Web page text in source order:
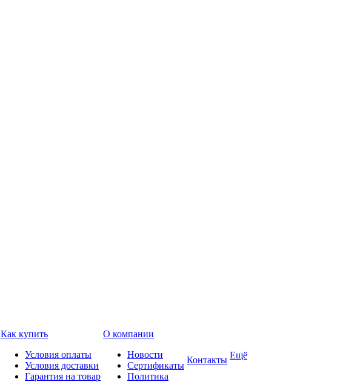
Как купить
Условия оплаты
Условия доставки
Гарантия на товар
О компании
Новости
Сертификаты
Политика
Контакты Ещё